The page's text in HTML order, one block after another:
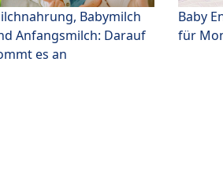
Babymilch
Anfangsmilch: Darauf
es an
Baby
für